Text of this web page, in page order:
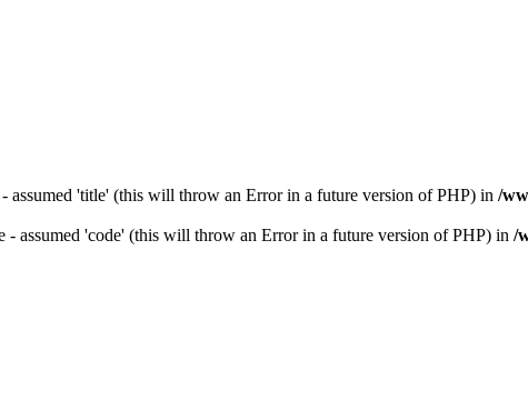
assumed 'title' (this will throw an Error in a future version of PHP) in /
- assumed 'code' (this will throw an Error in a future version of PHP) in /